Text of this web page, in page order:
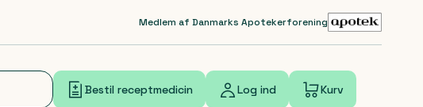
Medlem af Danmarks Apotekerforening
Bestil receptmedicin Log ind Kurv